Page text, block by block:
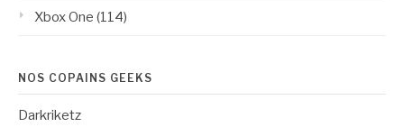
Xbox One (114)
NOS COPAINS GEEKS
Darkriketz